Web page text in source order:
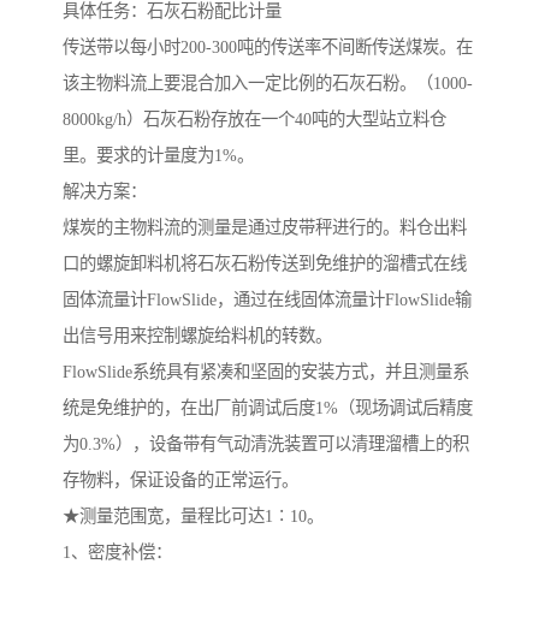
具体任务：石灰石粉配比计量
传送带以每小时200-300吨的传送率不间断传送煤炭。在
该主物料流上要混合加入一定比例的石灰石粉。（1000-
8000kg/h）石灰石粉存放在一个40吨的大型站立料仓
里。要求的计量度为1%。
解决方案：
煤炭的主物料流的测量是通过皮带秤进行的。料仓出料
口的螺旋卸料机将石灰石粉传送到免维护的溜槽式在线
固体流量计FlowSlide，通过在线固体流量计FlowSlide输
出信号用来控制螺旋给料机的转数。
FlowSlide系统具有紧凑和坚固的安装方式，并且测量系
统是免维护的，在出厂前调试后度1%（现场调试后精度
为0.3%），设备带有气动清洗装置可以清理溜槽上的积
存物料，保证设备的正常运行。
★测量范围宽，量程比可达1∶10。
1、密度补偿：